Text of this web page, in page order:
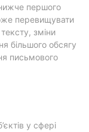
першого
перевищувати
зміни
більшого обсягу
письмового
у сфері